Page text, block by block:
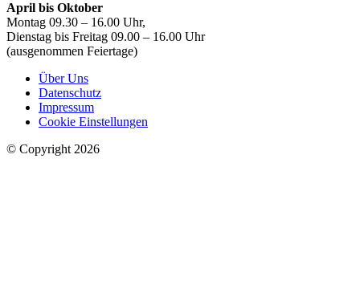
April bis Oktober
Montag 09.30 – 16.00 Uhr,
Dienstag bis Freitag 09.00 – 16.00 Uhr
(ausgenommen Feiertage)
Über Uns
Datenschutz
Impressum
Cookie Einstellungen
© Copyright 2026